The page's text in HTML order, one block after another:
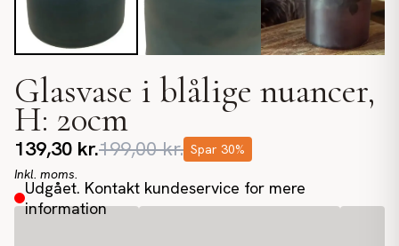
Glasvase i blålige nuancer,
H: 20cm
139,30 kr.199,00kr. Spar 30%
Inkl. moms.
Udgået. Kontakt kundeservice for mere
information